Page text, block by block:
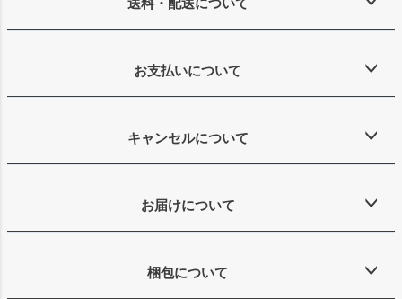
送料・配送について
お支払いについて
キャンセルについて
お届けについて
梱包について